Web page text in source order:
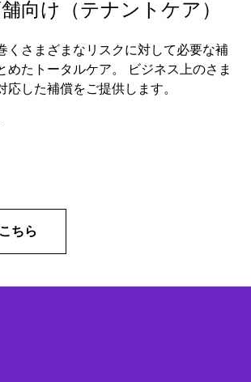
向け（テナントケア）
くさまざまなリスクに対して必要な補
めたトータルケア。 ビジネス上のさま
応した補償をご提供します。
ちら